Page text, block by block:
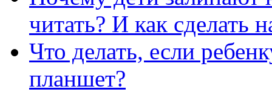
читать? И как сделать
Что делать, если
планшет?